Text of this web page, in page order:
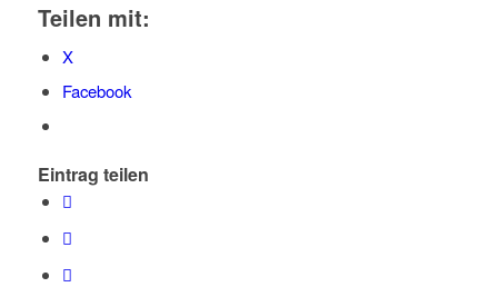
Teilen mit:
X
Facebook
Eintrag teilen